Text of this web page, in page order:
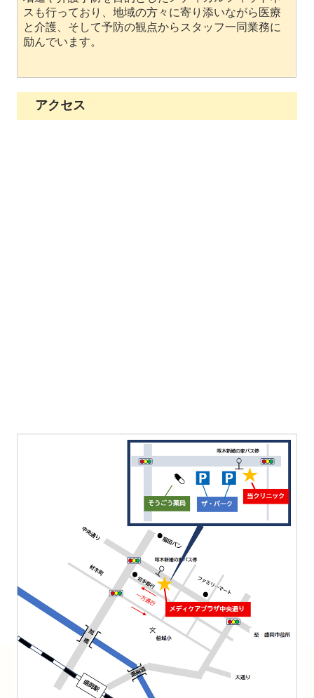
スも行っており、地域の方々に寄り添いながら医療
と介護、そして予防の観点からスタッフ一同業務に
励んでいます。
アクセス